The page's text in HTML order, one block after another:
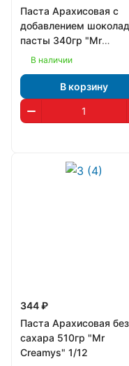
Паста Арахисовая с
добавлением
пасты 340гр "Mr
Creamys" 1/12
В наличии
В корзину
344 ₽
Паста Арахисовая без
сахара 510гр "Mr
Creamys" 1/12